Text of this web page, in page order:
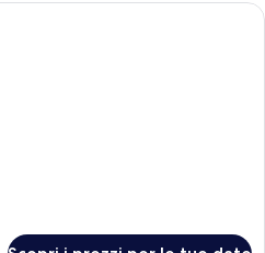
Una camera d'albergo con un letto